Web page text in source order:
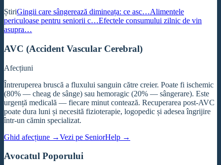
ȘtiriGingii care sângerează dimineața: ce asc…Alimentele
periculoase pentru seniorii c…Efectele consumului zilnic de vin
asupra…
AVC (Accident Vascular Cerebral)
Afecțiuni
Întreruperea bruscă a fluxului sanguin către creier. Poate fi ischemic
(80% — cheag de sânge) sau hemoragic (20% — sângerare). Este
urgență medicală — fiecare minut contează. Recuperarea post-AVC
poate dura luni și necesită fizioterapie, logopedic și adesea îngrijire
într-un cămin specializat.
Ghid afecțiune →Vezi pe SeniorHelp →
Avocatul Poporului